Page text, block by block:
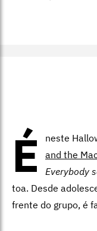
É neste
and the
Everybody
toa. Desde
frente do grupo, é